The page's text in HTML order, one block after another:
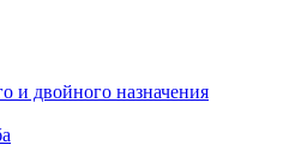
и двойного назначения